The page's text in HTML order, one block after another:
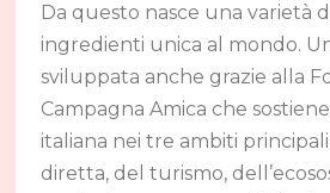
Da questo nasce una varietà
ingredienti unica al mondo.
sviluppata anche grazie alla
Campagna Amica che
italiana nei tre ambiti
diretta, del turismo,